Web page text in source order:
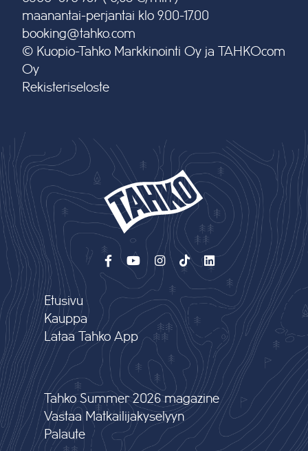
maanantai-perjantai klo 9.00-17.00
booking@tahko.com
© Kuopio-Tahko Markkinointi Oy ja TAHKOcom
Oy
Rekisteriseloste
Etusivu
Kauppa
Lataa Tahko App
Tahko Summer 2026 magazine
Vastaa Matkailijakyselyyn
Palaute